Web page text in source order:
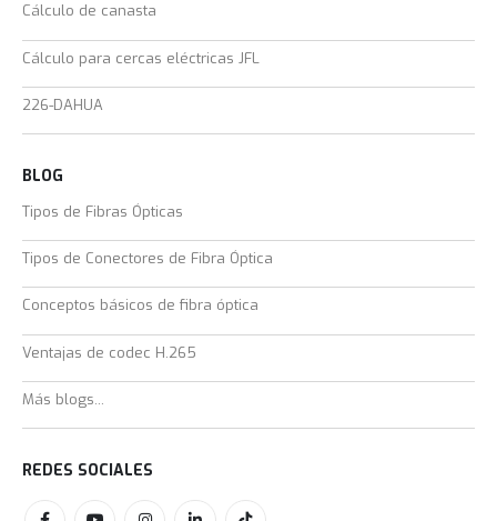
Cálculo de canasta
Cálculo para cercas eléctricas JFL
226-DAHUA
BLOG
Tipos de Fibras Ópticas
Tipos de Conectores de Fibra Óptica
Conceptos básicos de fibra óptica
Ventajas de codec H.265
Más blogs...
REDES SOCIALES